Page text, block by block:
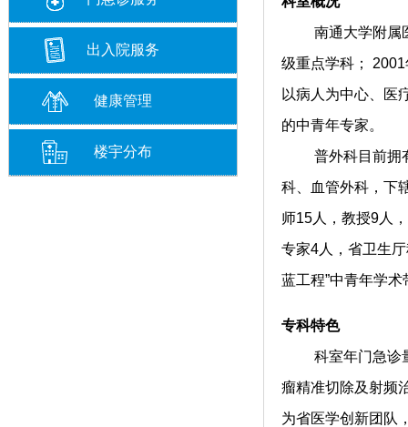
出入院服务
健康管理
楼宇分布
南通大学附属医
级重点学科；
以病人为中心、医
的中青年专家。
普外科目前拥有
科、血管外科，下
师15人，教授9人
专家4人，省卫生
蓝工程”中青年学
专科特色
科室年门急诊量7
瘤精准切除及射频
为省医学创新团队